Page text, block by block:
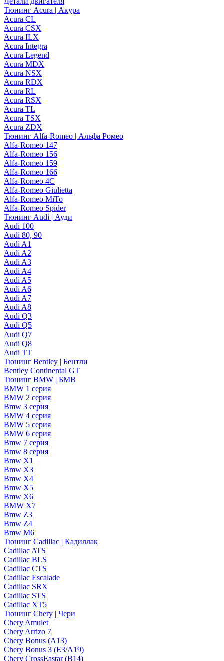
Тюнинг Acura | Акура
Acura CL
Acura CSX
Acura ILX
Acura Integra
Acura Legend
Acura MDX
Acura NSX
Acura RDX
Acura RL
Acura RSX
Acura TL
Acura TSX
Acura ZDX
Тюнинг Alfa-Romeo | Альфа Ромео
Alfa-Romeo 147
Alfa-Romeo 156
Alfa-Romeo 159
Alfa-Romeo 166
Alfa-Romeo 4C
Alfa-Romeo Giulietta
Alfa-Romeo MiTo
Alfa-Romeo Spider
Тюнинг Audi | Ауди
Audi 100
Audi 80, 90
Audi A1
Audi A2
Audi A3
Audi A4
Audi A5
Audi A6
Audi A7
Audi A8
Audi Q3
Audi Q5
Audi Q7
Audi Q8
Audi TT
Тюнинг Bentley | Бентли
Bentley Continental GT
Тюнинг BMW | БМВ
BMW 1 серия
BMW 2 серия
Bmw 3 серия
BMW 4 серия
BMW 5 серия
BMW 6 серия
Bmw 7 серия
Bmw 8 серия
Bmw X1
Bmw X3
Bmw X4
Bmw X5
Bmw X6
BMW X7
Bmw Z3
Bmw Z4
Bmw М6
Тюнинг Cadillac | Кадиллак
Cadillac ATS
Cadillac BLS
Cadillac CTS
Cadillac Escalade
Cadillac SRX
Cadillac STS
Cadillac XT5
Тюнинг Chery | Чери
Chery Amulet
Chery Arrizo 7
Chery Bonus (A13)
Chery Bonus 3 (E3/A19)
Chery CrossEastar (B14)